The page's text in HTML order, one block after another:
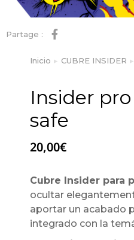
Partage :
Estás aquí:
Inicio CUBRE INSIDER
Insider
safe
20,00€
Cubre Insider para
ocultar
aportar un acabado
integrado con la